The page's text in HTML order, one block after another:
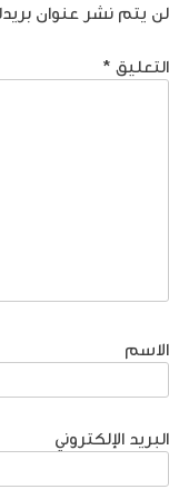
لن يتم نشر عنوان
التعليق *
الاسم
البريد الإلكتروني